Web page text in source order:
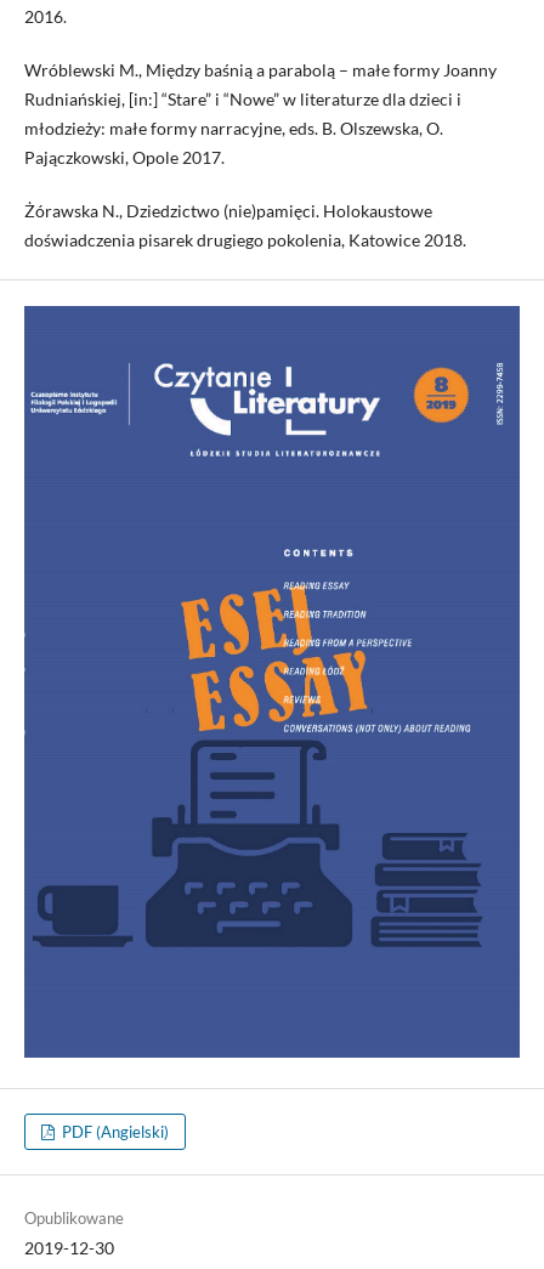
2016.
Wróblewski M., Między baśnią a parabolą – małe formy Joanny
Rudniańskiej, [in:] “Stare” i “Nowe” w literaturze dla dzieci i
młodzieży: małe formy narracyjne, eds. B. Olszewska, O.
Pajączkowski, Opole 2017.
Żórawska N., Dziedzictwo (nie)pamięci. Holokaustowe
doświadczenia pisarek drugiego pokolenia, Katowice 2018.
PDF (Angielski)
Opublikowane
2019-12-30